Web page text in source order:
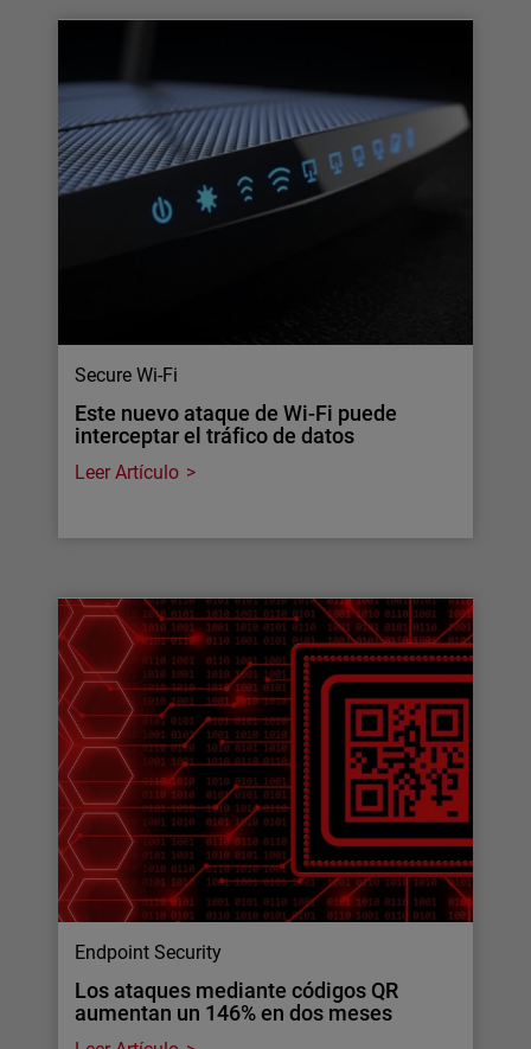
Secure Wi-Fi
Este nuevo ataque de Wi-Fi puede
interceptar el tráfico de datos
Leer Artículo
Endpoint Security
Los ataques mediante códigos QR
aumentan un 146% en dos meses